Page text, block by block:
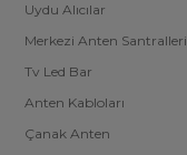
Uydu Alıcılar
Merkezi Anten Santralleri
Tv Led Bar
Anten Kabloları
Çanak Anten